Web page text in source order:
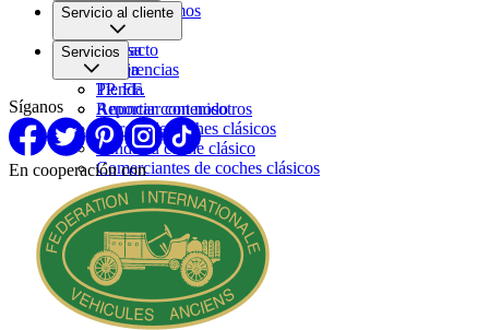
Quiénes somos
Empleo
Prensa
Pareja
Servicio al cliente
Contacto
Sugerencias
PP. FF.
Reportar contenido
Servicios
Tienda
Anunciar con nosotros
Marcas de coches clásicos
Venda su coche clásico
Comerciantes de coches clásicos
Síganos
En cooperación con